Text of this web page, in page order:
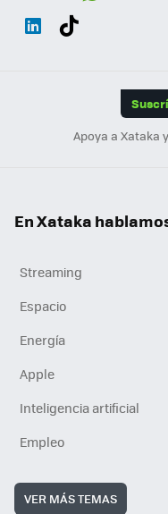
Apoya a Xataka
En Xataka
Streaming
Espacio
Energía
Apple
Inteligencia artificial
Empleo
VER MÁS TEMAS